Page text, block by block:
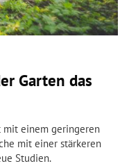
Garten das
mit einem geringeren
mit einer stärkeren
Studien.